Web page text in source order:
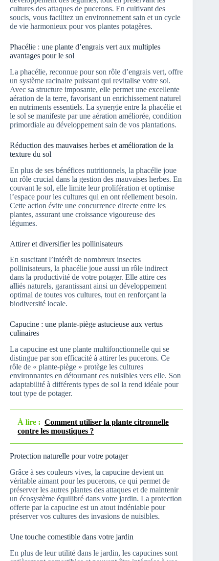
cultures des attaques de pucerons. En cultivant des
soucis, vous facilitez un environnement sain et un cycle
de vie harmonieux pour vos plantes potagères.
Phacélie : une plante d’engrais vert aux multiples
avantages pour le sol
La phacélie, reconnue pour son rôle d’engrais vert, offre
un système racinaire puissant qui revitalise votre sol.
Avec sa structure imposante, elle permet une excellente
aération de la terre, favorisant un enrichissement naturel
en nutriments essentiels. La synergie entre la phacélie et
le sol se manifeste par une aération améliorée, condition
primordiale au développement sain de vos plantations.
Réduction des mauvaises herbes et amélioration de la
texture du sol
En plus de ses bénéfices nutritionnels, la phacélie joue
un rôle crucial dans la gestion des mauvaises herbes. En
couvant le sol, elle limite leur prolifération et optimise
l’espace pour les cultures qui en ont réellement besoin.
Cette action évite une concurrence directe entre les
plantes, assurant une croissance vigoureuse des
légumes.
Attirer et diversifier les pollinisateurs
En suscitant l’intérêt de nombreux insectes
pollinisateurs, la phacélie joue aussi un rôle indirect
dans la productivité de votre potager. Elle attire ces
alliés naturels, garantissant ainsi un développement
optimal de toutes vos cultures, tout en renforçant la
biodiversité locale.
Capucine : une plante-piège astucieuse aux vertus
culinaires
La capucine est une plante multifonctionnelle qui se
distingue par son efficacité à attirer les pucerons. Ce
rôle de « plante-piège » protège les cultures
environnantes en détournant ces nuisibles vers elle. Son
adaptabilité à différents types de sol la rend idéale pour
tout type de potager.
À lire : Comment utiliser la plante citronnelle
contre les moustiques ?
Protection naturelle pour votre potager
Grâce à ses couleurs vives, la capucine devient un
véritable aimant pour les pucerons, ce qui permet de
préserver les autres plantes des attaques et de maintenir
un écosystème équilibré dans votre jardin. La protection
offerte par la capucine est un atout indéniable pour
préserver vos cultures des invasions de nuisibles.
Une touche comestible dans votre jardin
En plus de leur utilité dans le jardin, les capucines sont